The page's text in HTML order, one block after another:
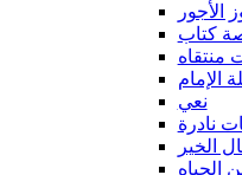
الأجور
كتاب
منتقاه
الإمام
نعي
نادرة
الخير
الحياه